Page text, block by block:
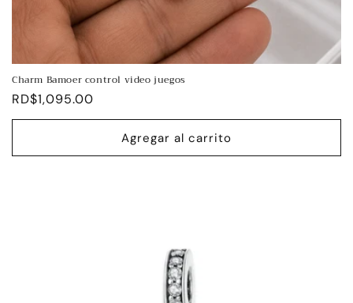
Charm Bamoer control video juegos
Precio
habitual
RD$1,095.00
Agregar al carrito